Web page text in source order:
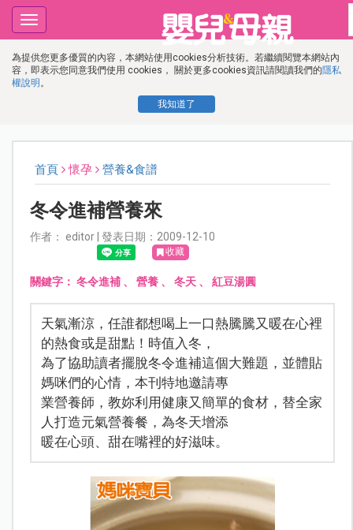
為提供您更多優質的內容，本網站使用cookies分析技術。若繼續閱覽本網站內
容，即表示您同意我們使用 cookies， 關於更多cookies資訊請閱讀我們的隱私
權說明 。
我知道了
Toggle
navigation
首頁 懷孕 營養&食譜
冬令進補營養來
作者： editor | 發表日期：2009-12-10
收藏
關鍵字： 冬令進補、 營養、 冬天、 紅豆湯圓
天氣漸涼，任誰都想喝上一口熱騰騰又暖在心裡
的熱食或是甜點！時值入冬，
為了協助讀者擺脫冬令進補這個大難題，並體貼
媽咪們的心情，本刊特地邀請專
業營養師，教妳利用健康又簡單的食材，替全家
人打造元氣營養餐，為冬天增添
暖在心頭、甜在嘴裡的好滋味。